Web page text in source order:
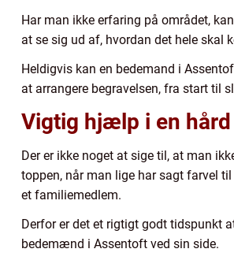
Har man ikke erfaring på området,
at se sig ud af, hvordan det hele skal
Heldigvis kan en bedemand i
at arrangere begravelsen, fra start til
Vigtig hjælp i en
Der er ikke noget at sige til, at man
toppen, når man lige har sagt farvel
et familiemedlem.
Derfor er det et rigtigt godt tidspunkt
bedemænd i Assentoft ved sin side.